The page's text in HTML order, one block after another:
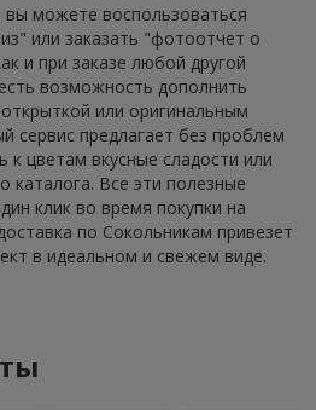
вы можете воспользоваться
или заказать "фотоотчет о
и при заказе любой другой
возможность дополнить
или оригинальным
сервис предлагает без проблем
к цветам вкусные сладости или
каталога. Все эти полезные
клик во время покупки на
по Сокольникам привезет
в идеальном и свежем виде.